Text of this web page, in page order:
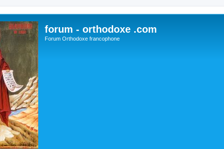
forum - orthodoxe .com
Forum Orthodoxe francophone